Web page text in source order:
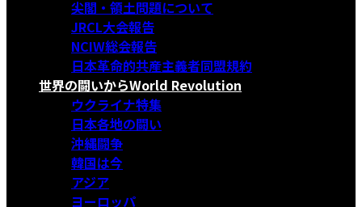
尖閣・領土問題について
JRCL大会報告
NCIW総会報告
日本革命的共産主義者同盟規約
世界の闘いからWorld Revolution
ウクライナ特集
日本各地の闘い
沖縄闘争
韓国は今
アジア
ヨーロッパ